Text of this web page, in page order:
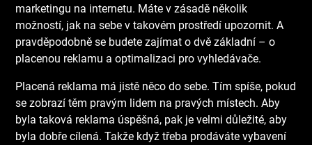
marketingu na internetu. Máte v zásadě několik
možností, jak na sebe v takovém prostředí upozornit. A
pravděpodobně se budete zajímat o dvě základní – o
placenou reklamu a optimalizaci pro vyhledávače.
Placená reklama má jistě něco do sebe. Tím spíše, pokud
se zobrazí těm pravým lidem na pravých místech. Aby
byla taková reklama úspěšná, pak je velmi důležité, aby
byla dobře cílená. Takže když třeba prodáváte vybavení